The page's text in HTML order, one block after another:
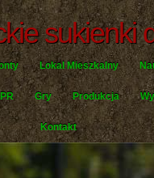
sukienki
Lokal Mieszkalny
PR Gry Produkcja
Kontakt